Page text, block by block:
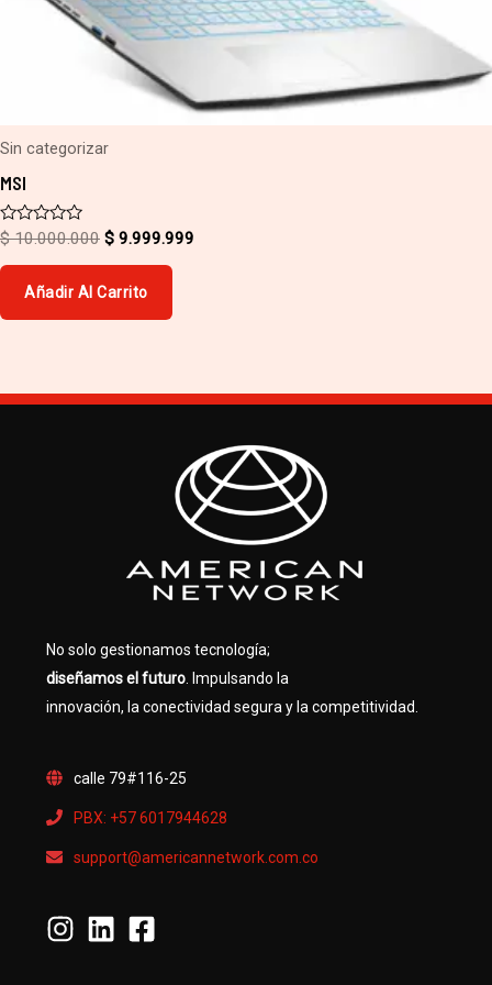
Sin categorizar
MSI
Valorado
con
0
$10.000.000 $ 9.999.999
Añadir Al Carrito
No solo gestionamos tecnología;
diseñamos el futuro . Impulsando la
innovación, la conectividad segura y la competitividad.
calle 79#116-25
PBX: +57 6017944628
support@americannetwork.com.co